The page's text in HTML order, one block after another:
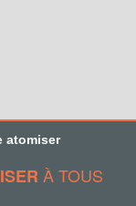
atomiser
À TOUS